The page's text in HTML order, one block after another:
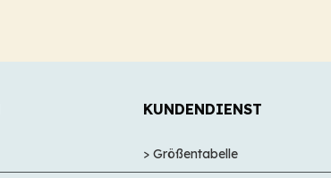
KUNDENDIENST
> Größentabelle